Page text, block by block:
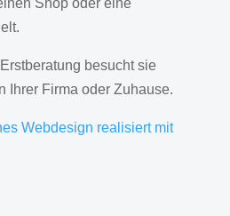
besucht sie
Ihrer Firma oder Zuhause.
Webdesign realisiert mit